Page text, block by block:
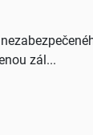
zál...